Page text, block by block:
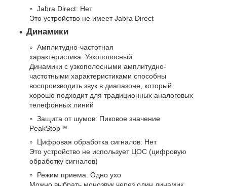
Jabra Direct: Нет
Это устройство не имеет Jabra Direct
Динамики
Амплитудно-частотная
характеристика: Узкополосный
Динамики с узкополосными амплитудно-
частотными характеристиками способны
воспроизводить звук в диапазоне, который
хорошо подходит для традиционных аналоговых
телефонных линий
Защита от шумов: Пиковое значение
PeakStop™
Цифровая обработка сигналов: Нет
Это устройство не использует ЦОС (цифровую
обработку сигналов)
Режим приема: Одно ухо